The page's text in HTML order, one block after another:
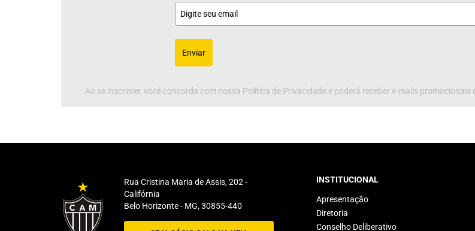
Enviar
Ao se inscrever, você concorda com nossa Política de Privacidade e poderá receber e-mails promocionais
Rua Cristina Maria de Assis, 202 -
Califórnia
Belo Horizonte - MG, 30855-440
INSTITUCIONAL
Apresentação
Diretoria
Conselho Deliberativo